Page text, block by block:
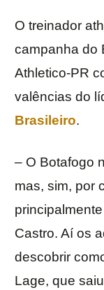
O treinador
campanha do
Athletico-PR
valências do
Brasileiro.
– O Botafogo
mas, sim, por
Castro. Aí os
descobrir
Lage, que